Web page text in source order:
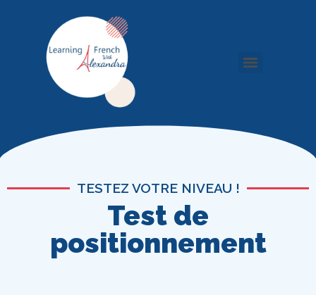
TESTEZ VOTRE NIVEAU !
Test de
positionnement